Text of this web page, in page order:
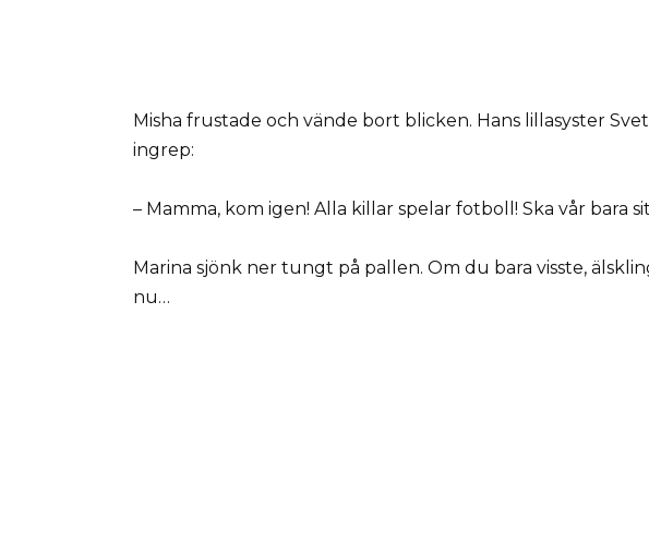
Misha frustade och vände bort blicken. Hans lillasyster
ingrep:
– Mamma, kom igen! Alla killar spelar fotboll! Ska vår bara
Marina sjönk ner tungt på pallen. Om du bara visste,
nu…